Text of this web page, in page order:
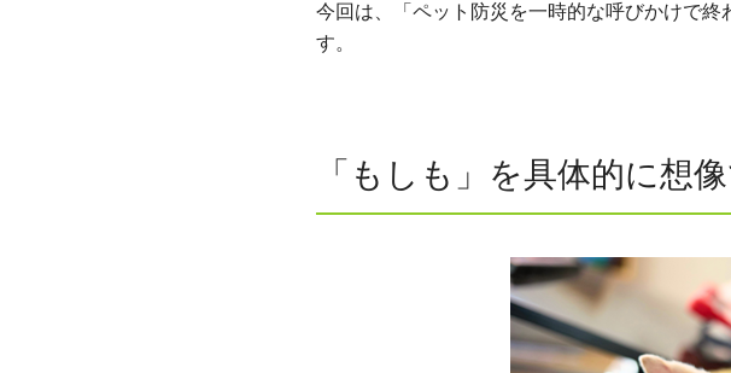
今回は、「ペット防災を一時的な呼びかけで
す。
「もしも」を具体的に想